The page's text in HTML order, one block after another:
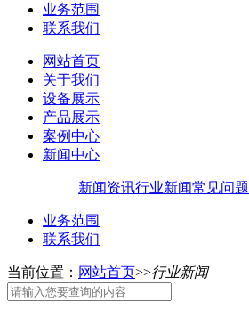
业务范围
联系我们
网站首页
关于我们
设备展示
产品展示
案例中心
新闻中心
新闻资讯行业新闻常见问题
业务范围
联系我们
当前位置： 网站首页>>行业新闻